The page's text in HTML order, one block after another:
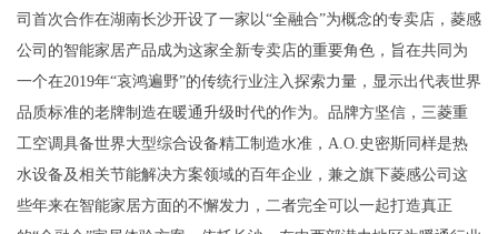
司首次合作在湖南长沙开设了一家以“全融合”为概念的专卖店，菱感
公司的智能家居产品成为这家全新专卖店的重要角色，旨在共同为
一个在2019年“哀鸿遍野”的传统行业注入探索力量，显示出代表世界
品质标准的老牌制造在暖通升级时代的作为。品牌方坚信，三菱重
工空调具备世界大型综合设备精工制造水准，A.O.史密斯同样是热
水设备及相关节能解决方案领域的百年企业，兼之旗下菱感公司这
些年来在智能家居方面的不懈发力，二者完全可以一起打造真正